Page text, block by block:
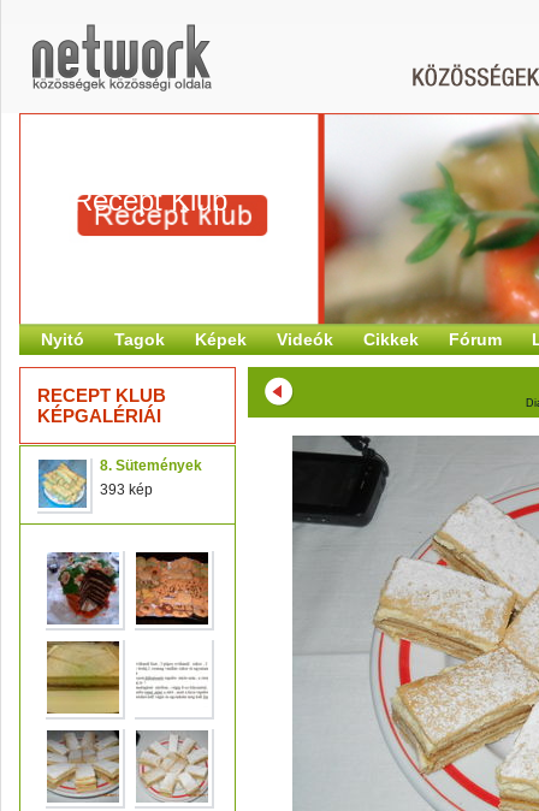
Recept Klub
Nyitó Tagok Képek Videók Cikkek Fórum
RECEPT KLUB
KÉPGALÉRIÁI
8. Sütemények
393 kép